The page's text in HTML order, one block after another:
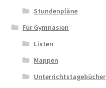
Stundenpläne
Für Gymnasien
Listen
Mappen
Unterrichtstagebücher